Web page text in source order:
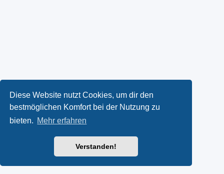
Diese Website nutzt Cookies, um dir den
bestmöglichen Komfort bei der Nutzung zu
bieten. Mehr erfahren
Verstanden!